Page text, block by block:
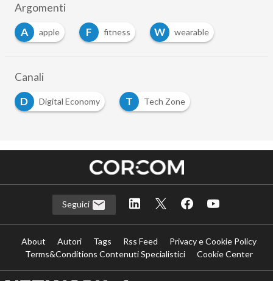
Argomenti
A
apple F fitness W wearable
Canali
D
Digital Economy T Tech Zone
Seguici
About Autori Tags Rss Feed
Privacy e Cookie Policy
Terms&Conditions Contenuti Specialistici
Cookie Center